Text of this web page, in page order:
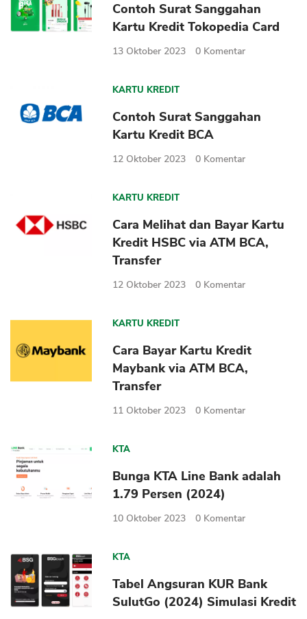
Contoh Surat Sanggahan
Kartu Kredit Tokopedia Card
13 Oktober 2023 0 Komentar
KARTU KREDIT
Contoh Surat Sanggahan
Kartu Kredit BCA
12 Oktober 2023 0 Komentar
KARTU KREDIT
Cara Melihat dan Bayar Kartu
Kredit HSBC via ATM BCA,
Transfer
12 Oktober 2023 0 Komentar
KARTU KREDIT
Cara Bayar Kartu Kredit
Maybank via ATM BCA,
Transfer
11 Oktober 2023 0 Komentar
KTA
Bunga KTA Line Bank adalah
1.79 Persen (2024)
10 Oktober 2023 0 Komentar
KTA
Tabel Angsuran KUR Bank
SulutGo (2024) Simulasi Kredit